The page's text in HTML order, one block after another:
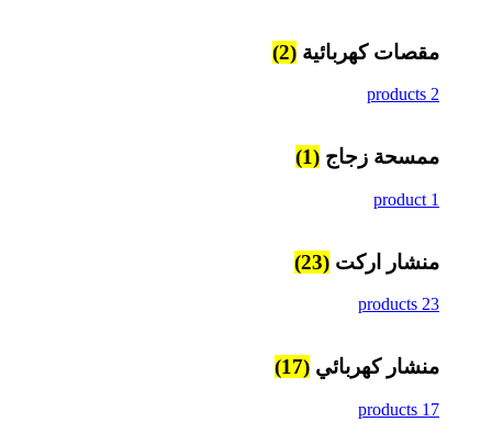
مقصات كهربائية (2)
2 products
ممسحة زجاج (1)
1 product
منشار اركت (23)
23 products
منشار كهربائي (17)
17 products